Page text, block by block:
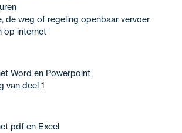
de weg of regeling openbaar vervoer
op internet
Word en Powerpoint
van deel 1
pdf en Excel